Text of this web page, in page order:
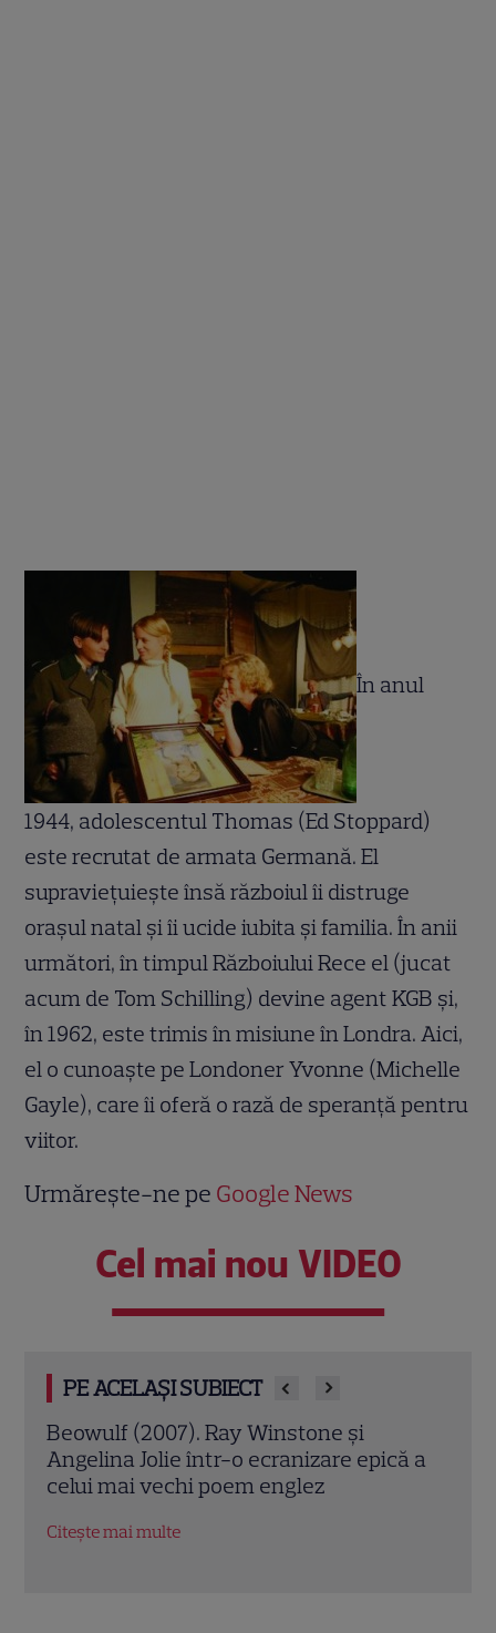
În anul
1944, adolescentul Thomas (Ed Stoppard)
este recrutat de armata Germană. El
supravieţuieşte însă războiul îi distruge
oraşul natal şi îi ucide iubita şi familia. În anii
următori, în timpul Războiului Rece el (jucat
acum de Tom Schilling) devine agent KGB şi,
în 1962, este trimis în misiune în Londra. Aici,
el o cunoaşte pe Londoner Yvonne (Michelle
Gayle), care îi oferă o rază de speranţă pentru
viitor.
Urmărește-ne pe Google News
Cel mai nou VIDEO
PE ACELAȘI SUBIECT
a
Jack Ryan: Agentul din umbră (2014).
Chris Pine și Kevin Costner, într-o cursă
contra cronometru pentru salvarea